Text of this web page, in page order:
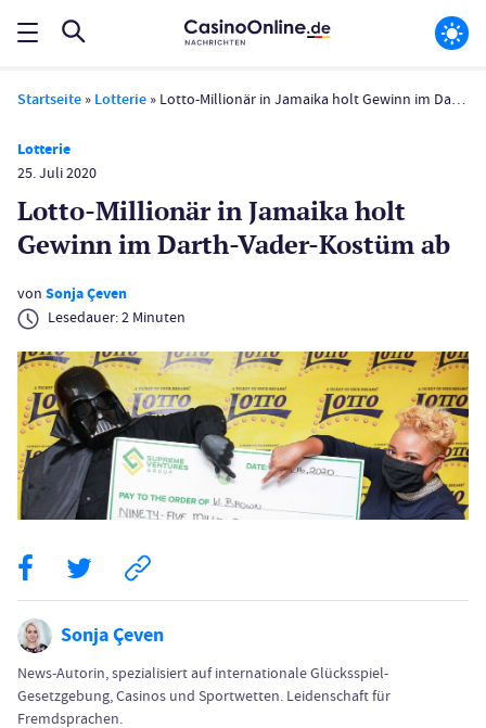
Startseite » Lotterie » Lotto-Millionär in Jamaika holt Gewinn im Darth-Vader-Kostüm ab
Lotterie
25. Juli 2020
Lotto-Millionär in Jamaika holt
Gewinn im Darth-Vader-Kostüm ab
von Sonja Çeven
Lesedauer:2 Minuten
Sonja Çeven
News-Autorin, spezialisiert auf internationale Glücksspiel-
Gesetzgebung, Casinos und Sportwetten. Leidenschaft für
Fremdsprachen.